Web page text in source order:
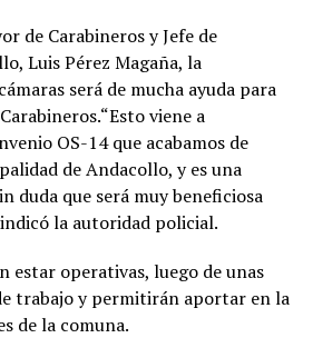
de Carabineros y Jefe de
Luis Pérez Magaña, la
será de mucha ayuda para
viene a
OS-14 que acabamos de
de Andacollo, y es una
duda que será muy beneficiosa
la autoridad policial.
estar operativas, luego de unas
trabajo y permitirán aportar en la
de la comuna.